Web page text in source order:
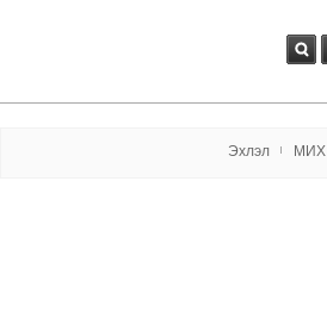
Эxлэл МИX